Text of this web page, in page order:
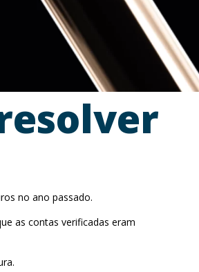
no ano passado.
as contas verificadas eram